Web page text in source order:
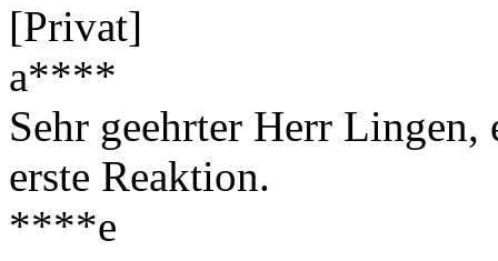
[Privat]
a****
Sehr geehrter Herr
erste Reaktion.
****e